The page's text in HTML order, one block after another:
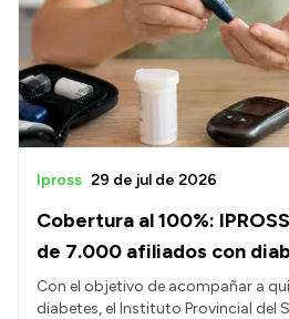
Cobertura al 100%:
de 7.000 afiliados con
Ipross 29 de jul de 2026
Con el objetivo de acompañar a
diabetes, el Instituto Provincial del